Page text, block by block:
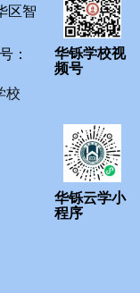
区智
：
校
华铄学校视
频号
华铄云学小
程序